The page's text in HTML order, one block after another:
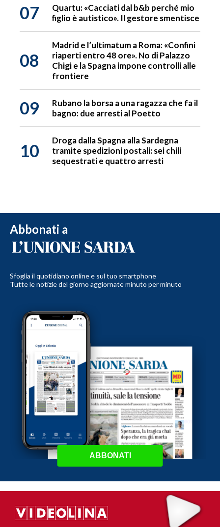
07
Quartu: «Cacciati dal b&b perché mio
figlio è autistico». Il gestore smentisce
08
Madrid e l’ultimatum a Roma: «Confini
riaperti entro 48 ore». No di Palazzo
Chigi e la Spagna impone controlli alle
frontiere
09
Rubano la borsa a una ragazza che fa il
bagno: due arresti al Poetto
10
Droga dalla Spagna alla Sardegna
tramite spedizioni postali: sei chili
sequestrati e quattro arresti
Abbonati a
Sfoglia il quotidiano online e sul tuo smartphone
Tutte le notizie del giorno aggiornate minuto per minuto
ABBONATI